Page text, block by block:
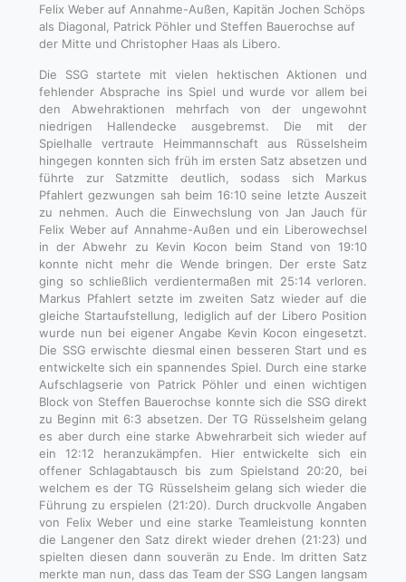
Felix Weber auf Annahme-Außen, Kapitän Jochen Schöps
als Diagonal, Patrick Pöhler und Steffen Bauerochse auf
der Mitte und Christopher Haas als Libero.
Die SSG startete mit vielen hektischen Aktionen und
fehlender Absprache ins Spiel und wurde vor allem bei
den Abwehraktionen mehrfach von der ungewohnt
niedrigen Hallendecke ausgebremst. Die mit der
Spielhalle vertraute Heimmannschaft aus Rüsselsheim
hingegen konnten sich früh im ersten Satz absetzen und
führte zur Satzmitte deutlich, sodass sich Markus
Pfahlert gezwungen sah beim 16:10 seine letzte Auszeit
zu nehmen. Auch die Einwechslung von Jan Jauch für
Felix Weber auf Annahme-Außen und ein Liberowechsel
in der Abwehr zu Kevin Kocon beim Stand von 19:10
konnte nicht mehr die Wende bringen. Der erste Satz
ging so schließlich verdientermaßen mit 25:14 verloren.
Markus Pfahlert setzte im zweiten Satz wieder auf die
gleiche Startaufstellung, lediglich auf der Libero Position
wurde nun bei eigener Angabe Kevin Kocon eingesetzt.
Die SSG erwischte diesmal einen besseren Start und es
entwickelte sich ein spannendes Spiel. Durch eine starke
Aufschlagserie von Patrick Pöhler und einen wichtigen
Block von Steffen Bauerochse konnte sich die SSG direkt
zu Beginn mit 6:3 absetzen. Der TG Rüsselsheim gelang
es aber durch eine starke Abwehrarbeit sich wieder auf
ein 12:12 heranzukämpfen. Hier entwickelte sich ein
offener Schlagabtausch bis zum Spielstand 20:20, bei
welchem es der TG Rüsselsheim gelang sich wieder die
Führung zu erspielen (21:20). Durch druckvolle Angaben
von Felix Weber und eine starke Teamleistung konnten
die Langener den Satz direkt wieder drehen (21:23) und
spielten diesen dann souverän zu Ende. Im dritten Satz
merkte man nun, dass das Team der SSG Langen langsam